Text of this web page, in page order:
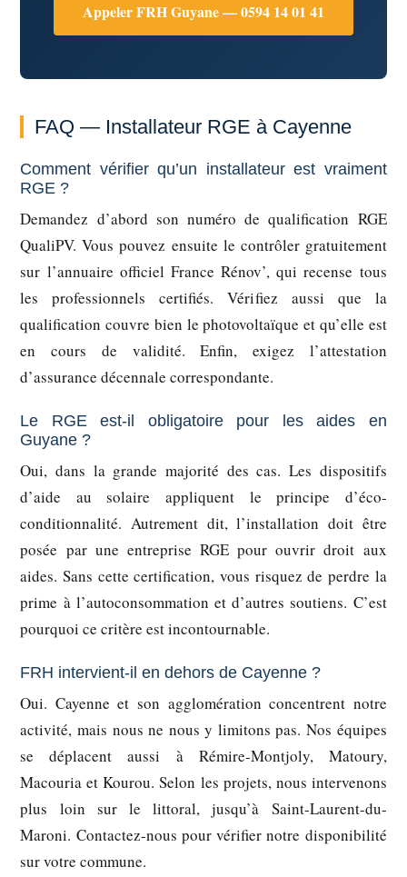
Appeler FRH Guyane — 0594 14 01 41
FAQ — Installateur RGE à Cayenne
Comment vérifier qu’un installateur est vraiment
RGE ?
Demandez d’abord son numéro de qualification RGE
QualiPV. Vous pouvez ensuite le contrôler gratuitement
sur l’annuaire officiel France Rénov’, qui recense tous
les professionnels certifiés. Vérifiez aussi que la
qualification couvre bien le photovoltaïque et qu’elle est
en cours de validité. Enfin, exigez l’attestation
d’assurance décennale correspondante.
Le RGE est-il obligatoire pour les aides en
Guyane ?
Oui, dans la grande majorité des cas. Les dispositifs
d’aide au solaire appliquent le principe d’éco-
conditionnalité. Autrement dit, l’installation doit être
posée par une entreprise RGE pour ouvrir droit aux
aides. Sans cette certification, vous risquez de perdre la
prime à l’autoconsommation et d’autres soutiens. C’est
pourquoi ce critère est incontournable.
FRH intervient-il en dehors de Cayenne ?
Oui. Cayenne et son agglomération concentrent notre
activité, mais nous ne nous y limitons pas. Nos équipes
se déplacent aussi à Rémire-Montjoly, Matoury,
Macouria et Kourou. Selon les projets, nous intervenons
plus loin sur le littoral, jusqu’à Saint-Laurent-du-
Maroni. Contactez-nous pour vérifier notre disponibilité
sur votre commune.